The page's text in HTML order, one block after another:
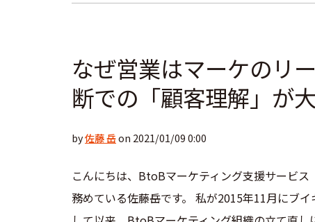
なぜ営業はマーケのリ
断での「顧客理解」が
by佐藤 岳on 2021/01/09 0:00
こんにちは、BtoBマーケティング支援サービス
務めている佐藤岳です。 私が2015年11月にブイ